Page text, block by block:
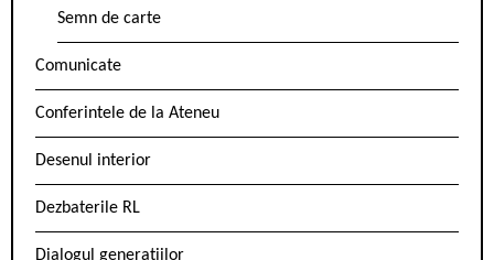
Semn de carte
Comunicate
Conferintele de la Ateneu
Desenul interior
Dezbaterile RL
Dialogul generațiilor